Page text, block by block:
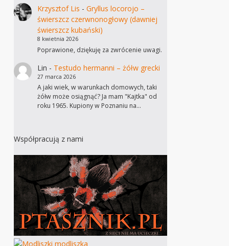
Krzysztof Lis - Gryllus locorojo –
świerszcz czerwnonogłowy (dawniej
świerszcz kubański)
8 kwietnia 2026
Poprawione, dziękuję za zwrócenie uwagi.
Lin - Testudo hermanni – żółw grecki
27 marca 2026
A jaki wiek, w warunkach domowych, taki
żółw może osiągnąć? Ja mam "Kajtka" od
roku 1965. Kupiony w Poznaniu na…
Współpracują z nami